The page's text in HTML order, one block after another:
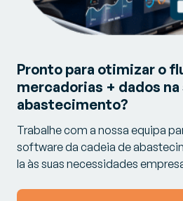
Pronto para otimizar o
mercadorias + dados na
abastecimento?
Trabalhe com a nossa equipa
software da cadeia de
la às suas necessidades